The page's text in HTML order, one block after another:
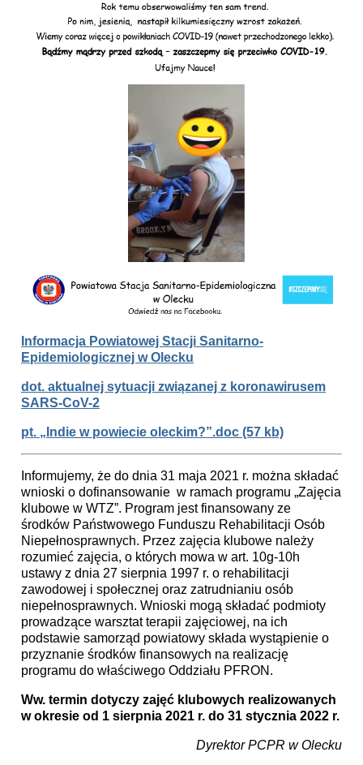
Informacja Powiatowej Stacji Sanitarno-
Epidemiologicznej w Olecku
dot. aktualnej sytuacji związanej z koronawirusem
SARS-CoV-2
pt. „Indie w powiecie oleckim?”.doc (57 kb)
Informujemy, że do dnia 31 maja 2021 r. można składać
wnioski o dofinansowanie w ramach programu „Zajęcia
klubowe w WTZ”. Program jest finansowany ze
środków Państwowego Funduszu Rehabilitacji Osób
Niepełnosprawnych. Przez zajęcia klubowe należy
rozumieć zajęcia, o których mowa w art. 10g-10h
ustawy z dnia 27 sierpnia 1997 r. o rehabilitacji
zawodowej i społecznej oraz zatrudnianiu osób
niepełnosprawnych. Wnioski mogą składać podmioty
prowadzące warsztat terapii zajęciowej, na ich
podstawie samorząd powiatowy składa wystąpienie o
przyznanie środków finansowych na realizację
programu do właściwego Oddziału PFRON.
Ww. termin dotyczy zajęć klubowych realizowanych
w okresie od 1 sierpnia 2021 r. do 31 stycznia 2022 r.
Dyrektor PCPR w Olecku